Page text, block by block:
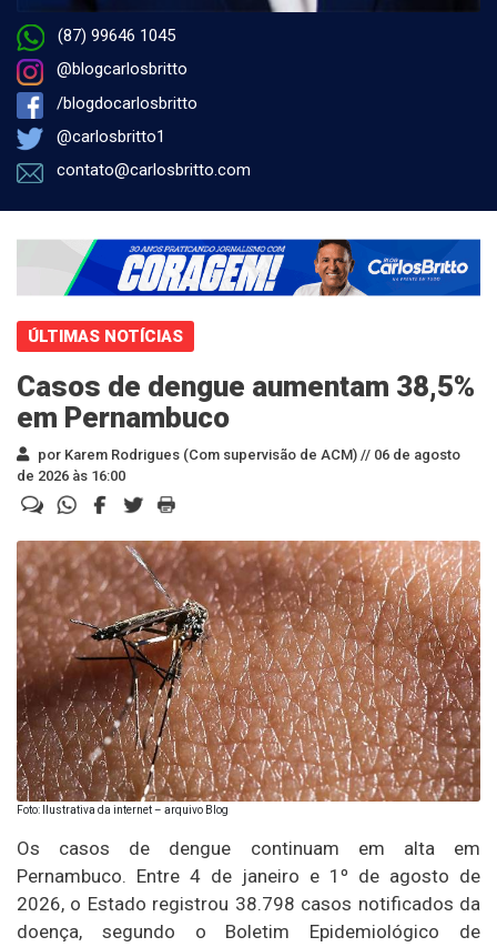
(87) 99646 1045
@blogcarlosbritto
/blogdocarlosbritto
@carlosbritto1
contato@carlosbritto.com
ÚLTIMAS NOTÍCIAS
Casos de dengue aumentam 38,5%
em Pernambuco
por Karem Rodrigues (Com supervisão de ACM) // 06 de agosto
de 2026 às 16:00
Foto: Ilustrativa da internet – arquivo Blog
Os casos de dengue continuam em alta em
Pernambuco. Entre 4 de janeiro e 1º de agosto de
2026, o Estado registrou 38.798 casos notificados da
doença, segundo o Boletim Epidemiológico de